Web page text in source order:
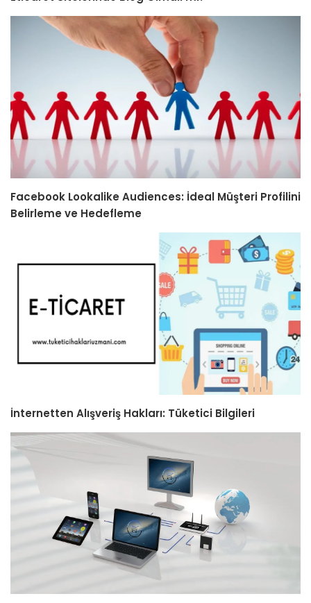
Facebook Lookalike Audiences: İdeal Müşteri Profilini
Belirleme ve Hedefleme
İnternetten Alışveriş Hakları: Tüketici Bilgileri